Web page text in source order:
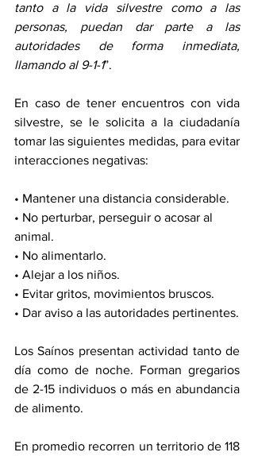
tanto a la vida silvestre como a las
personas, puedan dar parte a las
autoridades de forma inmediata,
llamando al 9-1-1”.
En caso de tener encuentros con vida
silvestre, se le solicita a la ciudadanía
tomar las siguientes medidas, para evitar
interacciones negativas:
• Mantener una distancia considerable.
• No perturbar, perseguir o acosar al
animal.
• No alimentarlo.
• Alejar a los niños.
• Evitar gritos, movimientos bruscos.
• Dar aviso a las autoridades pertinentes.
Los Saínos presentan actividad tanto de
día como de noche. Forman gregarios
de 2-15 individuos o más en abundancia
de alimento.
En promedio recorren un territorio de 118